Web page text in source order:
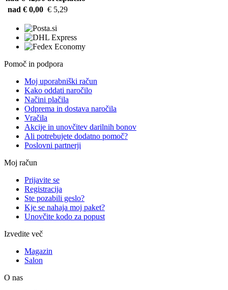
nad € 0,00 € 5,29
Pomoč in podpora
Moj uporabniški račun
Kako oddati naročilo
Načini plačila
Odprema in dostava naročila
Vračila
Akcije in unovčitev darilnih bonov
Ali potrebujete dodatno pomoč?
Poslovni partnerji
Moj račun
Prijavite se
Registracija
Ste pozabili geslo?
Kje se nahaja moj paket?
Unovčite kodo za popust
Izvedite več
Magazin
Salon
O nas